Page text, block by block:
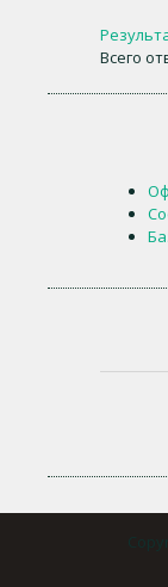
Всего